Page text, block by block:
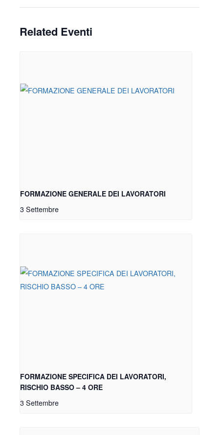
Related Eventi
FORMAZIONE GENERALE DEI LAVORATORI
3 Settembre
FORMAZIONE SPECIFICA DEI LAVORATORI,
RISCHIO BASSO – 4 ORE
3 Settembre